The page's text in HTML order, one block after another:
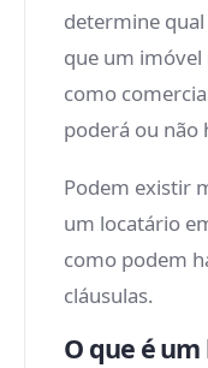
determine
que um imóvel
como
poderá ou não
Podem existir
um locatário
como podem
cláusulas.
O que é um